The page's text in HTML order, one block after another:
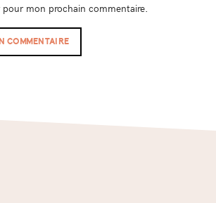
pour mon prochain commentaire.